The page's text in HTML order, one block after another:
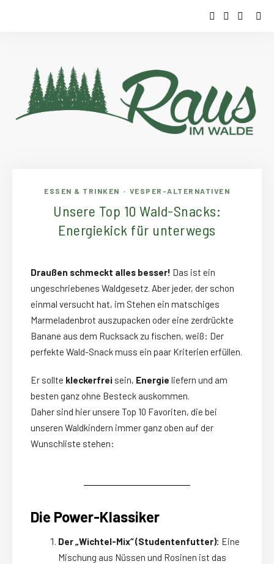
ESSEN & TRINKEN • VESPER-ALTERNATIVEN
Unsere Top 10 Wald-Snacks:
Energiekick für unterwegs
Draußen schmeckt alles besser! Das ist ein
ungeschriebenes Waldgesetz. Aber jeder, der schon
einmal versucht hat, im Stehen ein matschiges
Marmeladenbrot auszupacken oder eine zerdrückte
Banane aus dem Rucksack zu fischen, weiß: Der
perfekte Wald-Snack muss ein paar Kriterien erfüllen.
Er sollte kleckerfrei sein, Energie liefern und am
besten ganz ohne Besteck auskommen.
Daher sind hier unsere Top 10 Favoriten, die bei
unseren Waldkindern immer ganz oben auf der
Wunschliste stehen:
Die Power-Klassiker
Der „Wichtel-Mix“ (Studentenfutter): Eine
Mischung aus Nüssen und Rosinen ist das